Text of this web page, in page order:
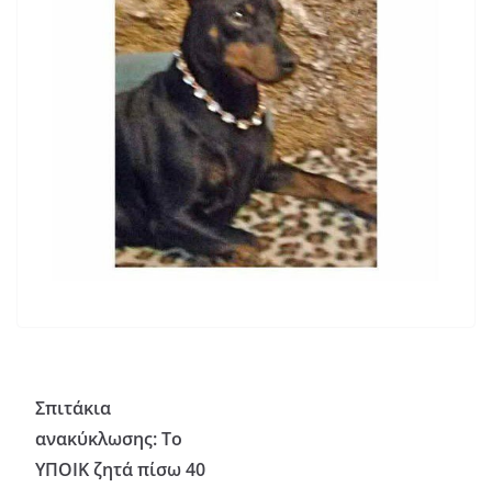
Σπιτάκια
ανακύκλωσης: Το
ΥΠΟΙΚ ζητά πίσω 40